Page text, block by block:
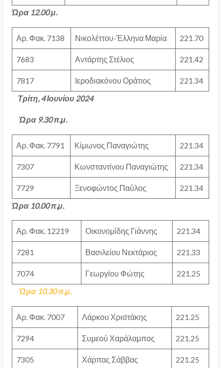
Ώρα 12.00 μ.
Αρ. Φακ. 7138 Νικολέττου-Έλληνα Μαρία 221.70
7683 Αντάρτης Στέλιος 221.42
7817 Ιεροδιακόνου Οράτιος
221.34
Τρίτη, 4 Ιουνίου 2024
Ώρα 9.30 π.μ.
Αρ. Φακ. 7791 Κίμωνος Παναγιώτης 221.34
7307 Κωνσταντίνου Παναγιώτης 221.34
7729 Ξενοφώντος Παύλος
221.34
Ώρα 10.00 π.μ.
Αρ. Φακ. 12219 Οικονομίδης Γιάννης 221.34
7281 Βασιλείου Νεκτάριος 221.33
7074 Γεωργίου Φώτης
221.25
Ώρα 10.30 π.μ.
Αρ. Φακ. 7007 Λάρκου Χριστάκης 221.25
7294 Συμεού Χαράλαμπος 221.25
7305 Χάρπας Σάββας
221.25